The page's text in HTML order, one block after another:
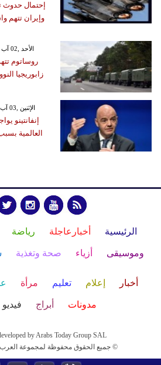
إحتمال حدوث
وإيران تتهم
GMT 13:37 2026 الأحد ,02 آب / أغسطس
روساتوم
زابوريجيا
GMT 10:19 2026 الإثنين ,03 آب / أغسطس
إنفانتينو
العالمية
الرئيسية أخبارعاجلة رياضة
وموسيقى أزياء صحة وتغذية
أخبار إعلام تعليم مرأة
مدونات أبراج فيديو
by Arabs Today Group SAL
جميع الحقوق محفوظة لمجموعة العرب اليوم الاعلامية 2025 ©